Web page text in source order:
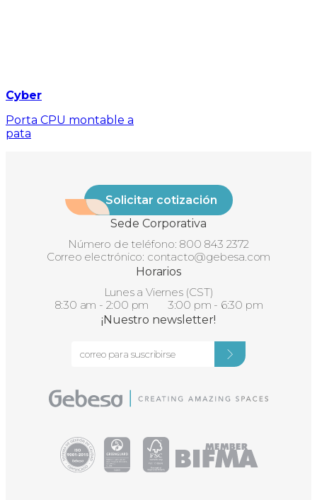
Cyber
Porta CPU montable a
pata
Solicitar cotización
Sede Corporativa
Número de teléfono: 800 843 2372
Correo electrónico: contacto@gebesa.com
Horarios
Lunes a Viernes (CST)
8:30 am - 2:00 pm 3:00 pm - 6:30 pm
¡Nuestro newsletter!